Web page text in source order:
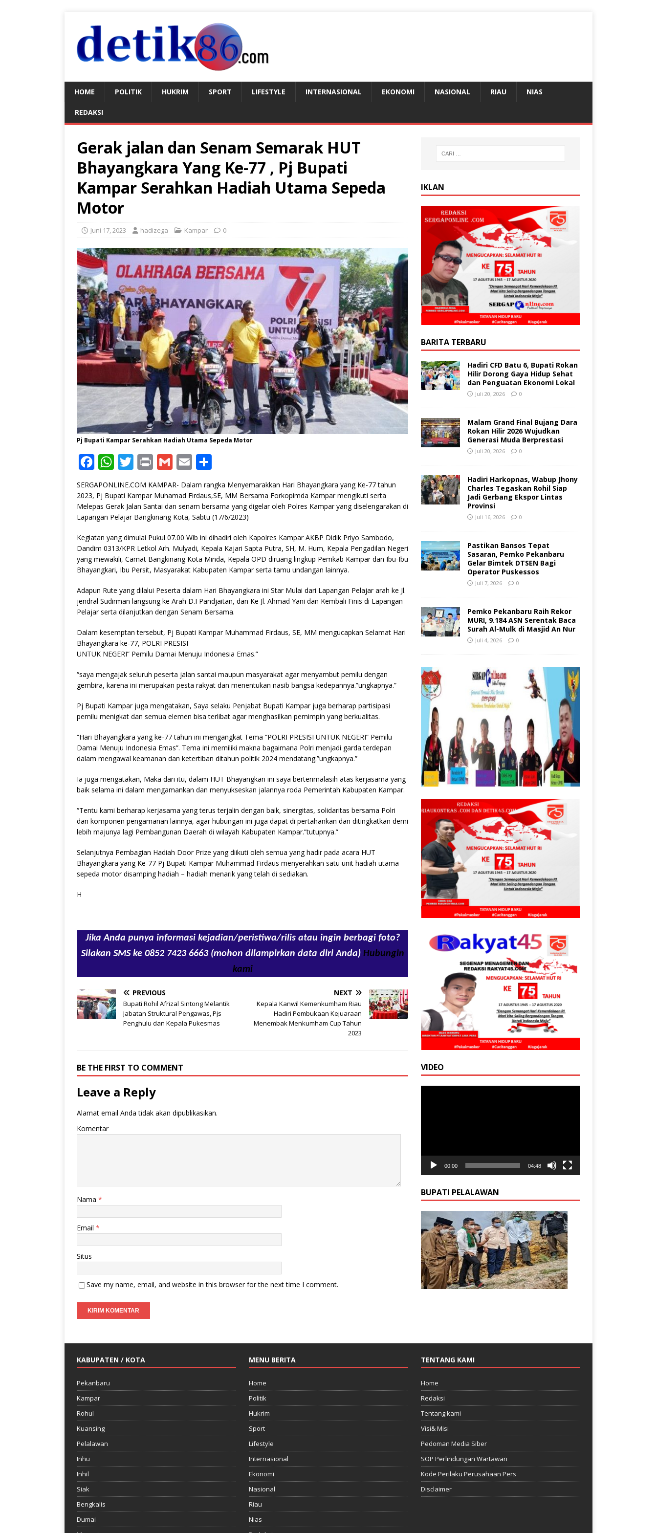
HOME POLITIK HUKRIM SPORT LIFESTYLE INTERNASIONAL EKONOMI NASIONAL RIAU NIAS
REDAKSI
Gerak jalan dan Senam Semarak HUT
Bhayangkara Yang Ke-77 , Pj Bupati
Kampar Serahkan Hadiah Utama Sepeda
Motor
Juni 17, 2023 hadizega Kampar 0
Pj Bupati Kampar Serahkan Hadiah Utama Sepeda Motor
F
a
c
e
b
o
o
k
W
h
at
s
A
p
p
T
w
it
te
r
P
ri
n
t
G
m
ai
l
E
ai
l
h
ar
e
SERGAPONLINE.COM KAMPAR- Dalam rangka Menyemarakkan Hari Bhayangkara yang Ke-77 tahun
2023, Pj Bupati Kampar Muhamad Firdaus,SE, MM Bersama Forkopimda Kampar mengikuti serta
Melepas Gerak Jalan Santai dan senam bersama yang digelar oleh Polres Kampar yang diselengarakan di
Lapangan Pelajar Bangkinang Kota, Sabtu (17/6/2023)
Kegiatan yang dimulai Pukul 07.00 Wib ini dihadiri oleh Kapolres Kampar AKBP Didik Priyo Sambodo,
Dandim 0313/KPR Letkol Arh. Mulyadi, Kepala Kajari Sapta Putra, SH, M. Hum, Kepala Pengadilan Negeri
yang mewakili, Camat Bangkinang Kota Minda, Kepala OPD diruang lingkup Pemkab Kampar dan Ibu-Ibu
Bhayangkari, Ibu Persit, Masyarakat Kabupaten Kampar serta tamu undangan lainnya.
Adapun Rute yang dilalui Peserta dalam Hari Bhayangkara ini Star Mulai dari Lapangan Pelajar arah ke Jl.
jendral Sudirman langsung ke Arah D.I Pandjaitan, dan Ke Jl. Ahmad Yani dan Kembali Finis di Lapangan
Pelajar serta dilanjutkan dengan Senam Bersama.
Dalam kesemptan tersebut, Pj Bupati Kampar Muhammad Firdaus, SE, MM mengucapkan Selamat Hari
Bhayangkara ke-77, POLRI PRESISI
UNTUK NEGERI” Pemilu Damai Menuju Indonesia Emas.”
“saya mengajak seluruh peserta jalan santai maupun masyarakat agar menyambut pemilu dengan
gembira, karena ini merupakan pesta rakyat dan menentukan nasib bangsa kedepannya.”ungkapnya.”
Pj Bupati Kampar juga mengatakan, Saya selaku Penjabat Bupati Kampar juga berharap partisipasi
pemilu menigkat dan semua elemen bisa terlibat agar menghasilkan pemimpin yang berkualitas.
“Hari Bhayangkara yang ke-77 tahun ini mengangkat Tema “POLRI PRESISI UNTUK NEGERI” Pemilu
Damai Menuju Indonesia Emas”. Tema ini memiliki makna bagaimana Polri menjadi garda terdepan
dalam mengawal keamanan dan ketertiban ditahun politik 2024 mendatang.”ungkapnya.”
Ia juga mengatakan, Maka dari itu, dalam HUT Bhayangkari ini saya berterimalasih atas kerjasama yang
baik selama ini dalam mengamankan dan menyukseskan jalannya roda Pemerintah Kabupaten Kampar.
“Tentu kami berharap kerjasama yang terus terjalin dengan baik, sinergitas, solidaritas bersama Polri
dan komponen pengamanan lainnya, agar hubungan ini juga dapat di pertahankan dan ditingkatkan demi
lebih majunya lagi Pembangunan Daerah di wilayah Kabupaten Kampar.”tutupnya.”
Selanjutnya Pembagian Hadiah Door Prize yang diikuti oleh semua yang hadir pada acara HUT
Bhayangkara yang Ke-77 Pj Bupati Kampar Muhammad Firdaus menyerahkan satu unit hadiah utama
sepeda motor disamping hadiah – hadiah menarik yang telah di sediakan.
H
Jika Anda punya informasi kejadian/peristiwa/rilis atau ingin berbagi foto?
Silakan SMS ke 0852 7423 6663 (mohon dilampirkan data diri Anda) Hubungin
kami
PREVIOUS
Bupati Rohil Afrizal Sintong Melantik
Jabatan Struktural Pengawas, Pjs
Penghulu dan Kepala Pukesmas
NEXT
Kepala Kanwil Kemenkumham Riau
Hadiri Pembukaan Kejuaraan
Menembak Menkumham Cup Tahun
2023
BE THE FIRST TO COMMENT
Leave a Reply
Alamat email Anda tidak akan dipublikasikan.
Komentar
Nama *
Email *
Situs
Save my name, email, and website in this browser for the next time I comment.
IKLAN
BARITA TERBARU
Hadiri CFD Batu 6, Bupati Rokan
Hilir Dorong Gaya Hidup Sehat
dan Penguatan Ekonomi Lokal
Juli 20, 2026 0
Malam Grand Final Bujang Dara
Rokan Hilir 2026 Wujudkan
Generasi Muda Berprestasi
Juli 20, 2026 0
Hadiri Harkopnas, Wabup Jhony
Charles Tegaskan Rohil Siap
Jadi Gerbang Ekspor Lintas
Provinsi
Juli 16, 2026 0
Pastikan Bansos Tepat
Sasaran, Pemko Pekanbaru
Gelar Bimtek DTSEN Bagi
Operator Puskessos
Juli 7, 2026 0
Pemko Pekanbaru Raih Rekor
MURI, 9.184 ASN Serentak Baca
Surah Al-Mulk di Masjid An Nur
Juli 4, 2026 0
VIDEO
00:00 04:48
BUPATI PELALAWAN
KABUPATEN / KOTA
Pekanbaru
Kampar
Rohul
Kuansing
Pelalawan
Inhu
Inhil
Siak
Bengkalis
Dumai
MENU BERITA
Home
Politik
Hukrim
Sport
Lifestyle
Internasional
Ekonomi
Nasional
Riau
Nias
TENTANG KAMI
Home
Redaksi
Tentang kami
Visi& Misi
Pedoman Media Siber
SOP Perlindungan Wartawan
Kode Perilaku Perusahaan Pers
Disclaimer